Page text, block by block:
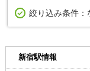
絞り込み条件：
新宿駅情報